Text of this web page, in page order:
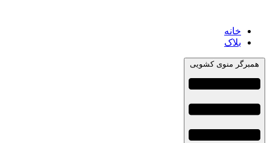
خانه
بلاک
همبرگر منوی کشویی